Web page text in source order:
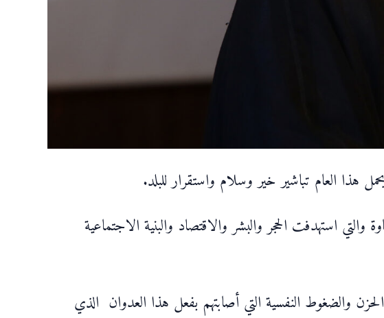
هذا العام تباشير خير وسلام واستقرار للبلد.
استهدفت الحجر والبشر والاقتصاد والبنية الاجتماعية
والضغوط النفسية التي أصابتهم بفعل هذا العدوان الذي